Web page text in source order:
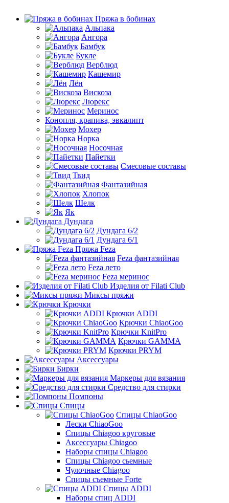
Пряжа в бобинах
Альпака
Ангора
Бамбук
Букле
Верблюд
Кашемир
Лён
Вискоза
Люрекс
Меринос
Конопля, крапива, эвкалипт
Мохер
Норка
Носочная
Пайетки
Смесовые составы
Твид
Фантазийная
Хлопок
Шелк
Як
Дундага
Дундага 6/2
Дундага 6/1
Пряжа Feza
Feza фантазийная
Feza лето
Feza меринос
Изделия от Filati Club
Миксы пряжи
Крючки
Крючки ADDI
Крючки ChiaoGoo
Крючки KnitPro
Крючки GAMMA
Крючки PRYM
Аксессуары
Бирки
Маркеры для вязания
Средство для стирки
Помпоны
Спицы
Спицы ChiaoGoo
Лески ChiaoGoo
Cпицы Сhiagoo круговые
Аксессуары Chiagoo
Наборы спицы Chiagoo
Спицы Chiagoo сьемные
Чулочные Chiagoo
Спицы съемные Forte
Спицы ADDI
Наборы спиц ADDI